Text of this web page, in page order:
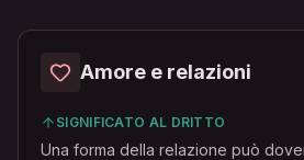
Amore e relazioni
SIGNIFICATO AL DRITTO
Una forma della relazione può